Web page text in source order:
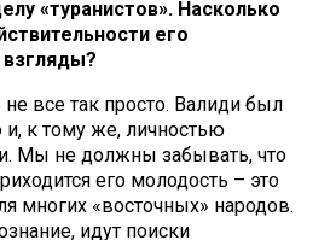
«туранистов». Насколько
его
все так просто. Валиди был
к тому же, личностью
Мы не должны забывать, что
его молодость – это
многих «восточных» народов.
идут поиски